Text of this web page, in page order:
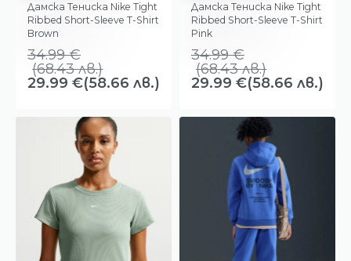
Дамска Тениска Nike Tight
Ribbed Short-Sleeve T-Shirt
Brown
34.99€
(68.43лв.)
29.99 €(58.66 лв.)
Дамска Тениска Nike Tight
Ribbed Short-Sleeve T-Shirt
Pink
34.99€
(68.43лв.)
29.99 €(58.66 лв.)